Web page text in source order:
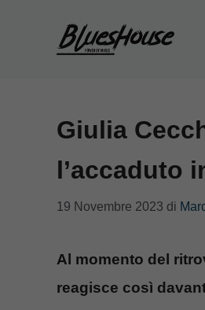
Giulia
l’accaduto
19 Novembre 2023 di
Al momento del
reagisce così